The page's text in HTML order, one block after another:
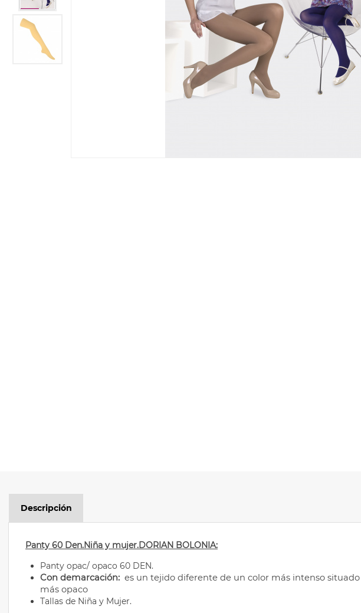
Descripción
Panty 60 Den.Niña y mujer.DORIAN BOLONIA:
Panty opac/ opaco 60 DEN.
Con demarcación: es un tejido diferente de un color más intenso
más opaco
Tallas de Niña y Mujer.